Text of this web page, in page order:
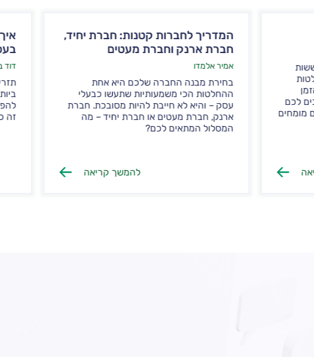
המדריך לחברות קטנות: חברת יחיד,
חברת ארנק וחברת מעטים
אמיר אלמדו
בחירת מבנה החברה שלכם היא אחת
ההחלטות הכי משמעותיות שתעשו כבעלי
עסק – והיא לא חייבת להיות מסובכת. חברת
ארנק, חברת מעטים או חברת יחיד – מה
המסלול המתאים לכם?
איך לנהל תזרים
תזרים מזומנים הוא
ביותר שמאפשרים לעסק
להפתעות – טובות או
זה כמו שצריך?